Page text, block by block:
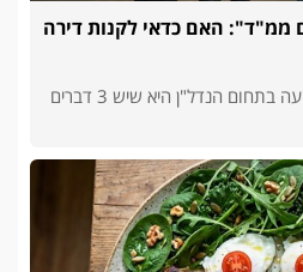
האם כדאי לקנות דירה
3' דק קריאה האמרה הכי ידועה בתחום הנדל"ן היא שיש 3 דברים